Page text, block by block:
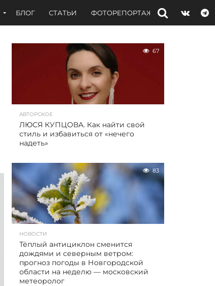
БЛОГ СТАТЬИ ФОТОРЕПОРТАЖИ ИНТЕРВЬЮ
67
АВТОРСКОЕ
ЛЮСЯ КУПЦОВА. Как найти свой
стиль и избавиться от «нечего
надеть»
83
НОВОСТИ
Тёплый антициклон сменится
дождями и северным ветром:
прогноз погоды в Новгородской
области на неделю — московский
метеоролог